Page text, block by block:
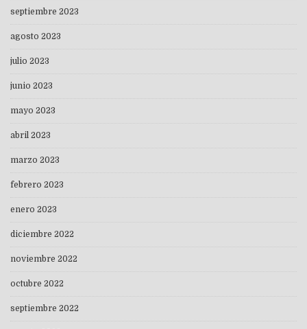
septiembre 2023
agosto 2023
julio 2023
junio 2023
mayo 2023
abril 2023
marzo 2023
febrero 2023
enero 2023
diciembre 2022
noviembre 2022
octubre 2022
septiembre 2022